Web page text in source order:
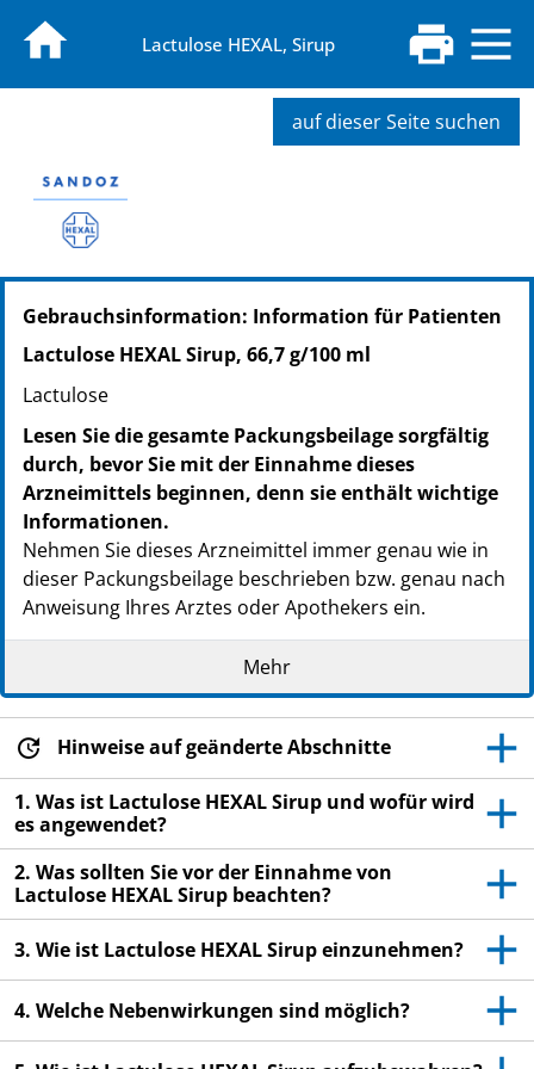
Lactulose HEXAL, Sirup
auf dieser Seite suchen
PZN: 01330165
PPN: 110133016592
PZN: 01330171
Gebrauchsinformation: Information für Patienten
Lactulose HEXAL Sirup, 66,7 g/100 ml
Lactulose
Lesen Sie die gesamte Packungsbeilage sorgfältig
durch, bevor Sie mit der Einnahme dieses
Arzneimittels beginnen, denn sie enthält wichtige
Informationen.
Nehmen Sie dieses Arzneimittel immer genau wie in
dieser Packungsbeilage beschrieben bzw. genau nach
Anweisung Ihres Arztes oder Apothekers ein.
Heben Sie die Packungsbeilage auf. Vielleicht
möchten Sie diese später nochmals lesen.
Fragen Sie Ihren Apotheker, wenn Sie weitere
Informationen oder einen Rat benötigen.
Wenn Sie Nebenwirkungen bemerken, wenden Sie
sich an Ihren Arzt oder Apotheker. Dies gilt auch
für Nebenwirkungen, die nicht in dieser
Packungsbeilage angegeben sind. Siehe Abschnitt
4.
Wenn Sie sich nach einigen Tagen nicht besser
oder gar schlechter fühlen, wenden Sie sich an
Ihren Arzt.
Mehr
Hinweise auf geänderte Abschnitte
1. Was ist Lactulose HEXAL Sirup und wofür wird
es angewendet?
2. Was sollten Sie vor der Einnahme von
Lactulose HEXAL Sirup beachten?
3. Wie ist Lactulose HEXAL Sirup einzunehmen?
4. Welche Nebenwirkungen sind möglich?